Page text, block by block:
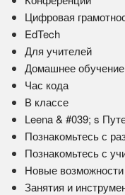
Цифровая
EdTech
Для учителей
Домашнее обучение
Час кода
В классе
Leena & #039; s
Познакомьтесь с
Познакомьтесь с
Новые возможности
Занятия и